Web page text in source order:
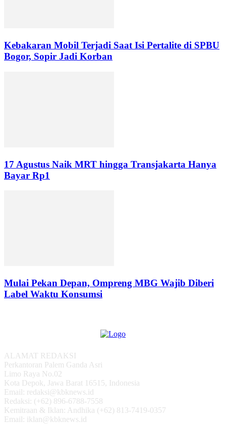
Kebakaran Mobil Terjadi Saat Isi Pertalite di SPBU
Bogor, Sopir Jadi Korban
17 Agustus Naik MRT hingga Transjakarta Hanya
Bayar Rp1
Mulai Pekan Depan, Ompreng MBG Wajib Diberi
Label Waktu Konsumsi
ALAMAT REDAKSI
Perkantoran Palem Ganda Asri
Limo Raya No.02
Kota Depok, Jawa Barat 16515, Indonesia
Email: redaksi@kbknews.id
Redaksi: (+62) 896-6788-7558
Kemitraan & Iklan: Andhika (+62) 813-7419-0357
Email: iklan@kbknews.id